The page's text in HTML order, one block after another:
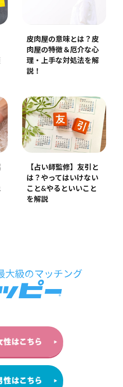
皮肉屋の意味とは？皮
肉屋の特徴＆厄介な心
理・上手な対処法を解
説！
【占い師監修】友引と
は？やってはいけない
こと&やるといいこと
を解説